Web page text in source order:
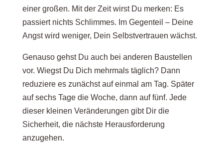
einer großen. Mit der Zeit wirst Du merken: Es
passiert nichts Schlimmes. Im Gegenteil – Deine
Angst wird weniger, Dein Selbstvertrauen wächst.
Genauso gehst Du auch bei anderen Baustellen
vor. Wiegst Du Dich mehrmals täglich? Dann
reduziere es zunächst auf einmal am Tag. Später
auf sechs Tage die Woche, dann auf fünf. Jede
dieser kleinen Veränderungen gibt Dir die
Sicherheit, die nächste Herausforderung
anzugehen.